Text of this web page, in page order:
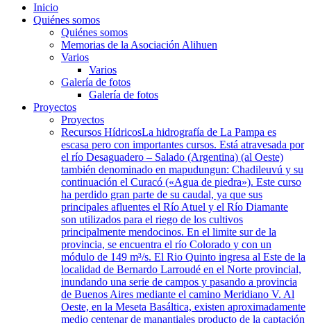
Inicio
Quiénes somos
Quiénes somos
Memorias de la Asociación Alihuen
Varios
Varios
Galería de fotos
Galería de fotos
Proyectos
Proyectos
Recursos HídricosLa hidrografía de La Pampa es
escasa pero con importantes cursos. Está atravesada por
el río Desaguadero – Salado (Argentina) (al Oeste)
también denominado en mapudungun: Chadileuvú y su
continuación el Curacó («Agua de piedra»). Este curso
ha perdido gran parte de su caudal, ya que sus
principales afluentes el Río Atuel y el Río Diamante
son utilizados para el riego de los cultivos
principalmente mendocinos. En el limite sur de la
provincia, se encuentra el río Colorado y con un
módulo de 149 m³/s. El Rio Quinto ingresa al Este de la
localidad de Bernardo Larroudé en el Norte provincial,
inundando una serie de campos y pasando a provincia
de Buenos Aires mediante el camino Meridiano V. Al
Oeste, en la Meseta Basáltica, existen aproximadamente
medio centenar de manantiales producto de la captación